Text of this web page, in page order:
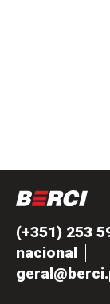
(+351) 253
nacional